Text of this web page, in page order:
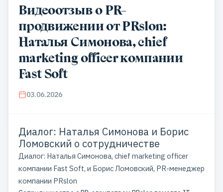
Видеоотзыв о PR-
продвижении от PRslon:
Наталья Симонова, chief
marketing officer компании
Fast Soft
03.06.2026
Диалог: Наталья Симонова и Борис
Ломовский о сотрудничестве
Диалог: Наталья Симонова, chief marketing officer
компании Fast Soft, и Борис Ломовский, PR-менеджер
компании PRslon